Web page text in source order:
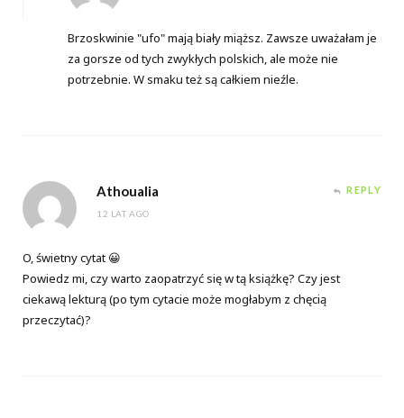
Brzoskwinie "ufo" mają biały miąższ. Zawsze uważałam je
za gorsze od tych zwykłych polskich, ale może nie
potrzebnie. W smaku też są całkiem nieźle.
Athoualia
12 LAT AGO
REPLY
O, świetny cytat 😀
Powiedz mi, czy warto zaopatrzyć się w tą książkę? Czy jest
ciekawą lekturą (po tym cytacie może mogłabym z chęcią
przeczytać)?